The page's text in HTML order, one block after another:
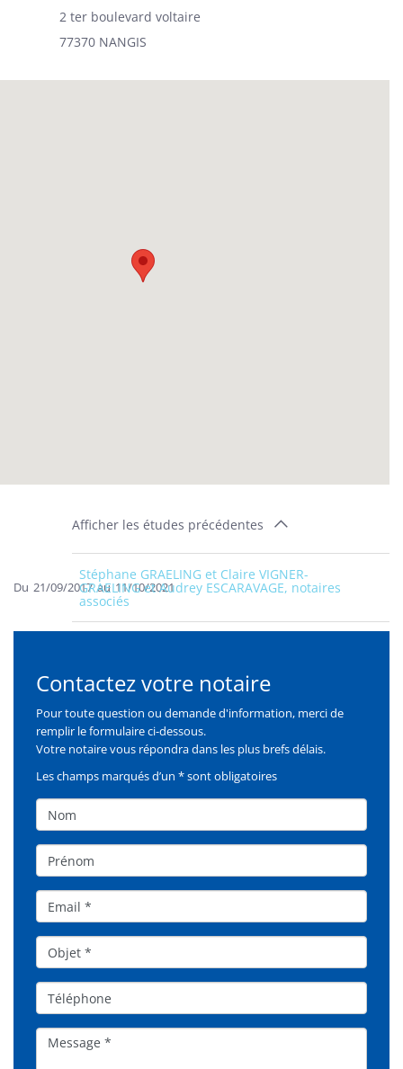
2 ter boulevard voltaire
77370 NANGIS
Afficher les études précédentes
Du 21/09/2017 au 11/10/2021
Stéphane GRAELING et Claire VIGNER-
GRAELING et Audrey ESCARAVAGE, notaires
associés
Formulaire
Contactez votre notaire
Pour toute question ou demande d'information, merci de
remplir le formulaire ci-dessous.
Votre notaire vous répondra dans les plus brefs délais.
Les champs marqués d’un * sont obligatoires
Nom
Prénom
Email
Objet*
Téléphone
Message